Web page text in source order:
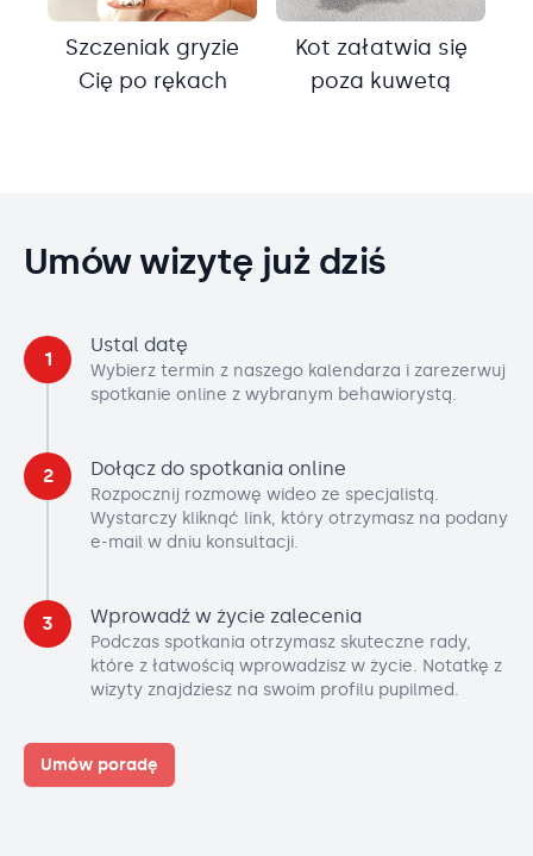
Szczeniak gryzie
Cię po rękach
Kot załatwia się
poza kuwetą
Umów wizytę już dziś
1
Ustal datę
Wybierz termin z naszego kalendarza i zarezerwuj
spotkanie online z wybranym behawiorystą.
2 Dołącz do spotkania online
Rozpocznij rozmowę wideo ze specjalistą.
Wystarczy kliknąć link, który otrzymasz na podany
e-mail w dniu konsultacji.
3 Wprowadź w życie zalecenia
Podczas spotkania otrzymasz skuteczne rady,
które z łatwością wprowadzisz w życie. Notatkę z
wizyty znajdziesz na swoim profilu pupilmed.
Umów poradę